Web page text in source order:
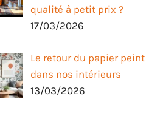
qualité à petit prix ?
17/03/2026
Le retour du papier peint
dans nos intérieurs
13/03/2026